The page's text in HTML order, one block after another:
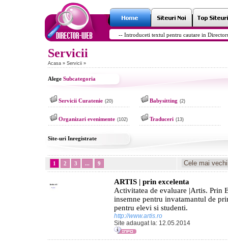
Servicii
Acasa» Servicii »
Alege Subcategoria
Servicii Curatenie (20) Babysitting (2)
Organizari evenimente (102) Traduceri (13)
Site-uri Inregistrate
1 2 3 ... 9
ARTIS | prin excelenta
Activitatea de evaluare |Artis. Prin
insemne pentru invatamantul de
pentru elevi si studenti.
http://www.artis.ro
Site adaugat la: 12.05.2014